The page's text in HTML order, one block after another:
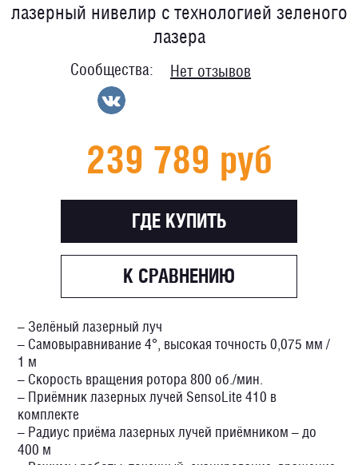
лазерный нивелир с технологией зеленого
лазера
Сообщества: Нет отзывов
239 789 руб
ГДЕ КУПИТЬ
К СРАВНЕНИЮ
– Зелёный лазерный луч
– Самовыравнивание 4°, высокая точность 0,075 мм /
1 м
– Скорость вращения ротора 800 об./мин.
– Приёмник лазерных лучей SensoLite 410 в
комплекте
– Радиус приёма лазерных лучей приёмником – до
400 м